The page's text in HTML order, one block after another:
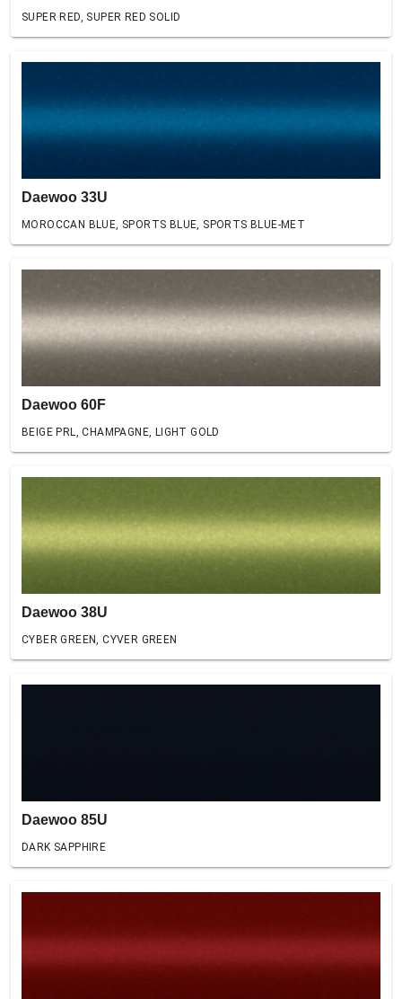
SUPER RED, SUPER RED SOLID
Daewoo 33U
MOROCCAN BLUE, SPORTS BLUE, SPORTS BLUE-MET
Daewoo 60F
BEIGE PRL, CHAMPAGNE, LIGHT GOLD
Daewoo 38U
CYBER GREEN, CYVER GREEN
Daewoo 85U
DARK SAPPHIRE